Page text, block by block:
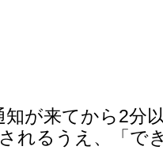
が来てから2分
れるうえ、「で